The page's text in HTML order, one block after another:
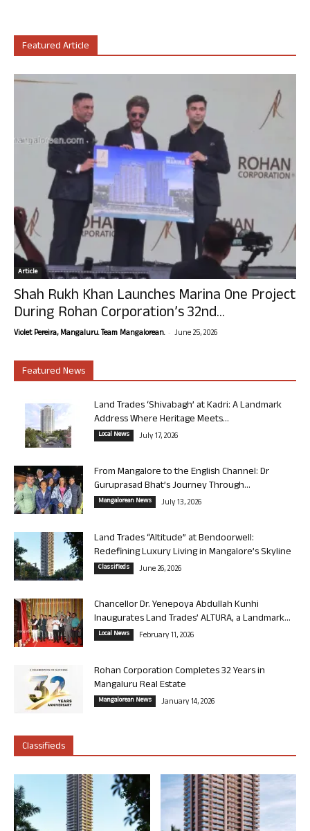
Featured Article
Article
Shah Rukh Khan Launches Marina One Project
During Rohan Corporation’s 32nd...
Violet Pereira, Mangaluru. Team Mangalorean. - June 25, 2026
Featured News
Land Trades ‘Shivabagh’ at Kadri: A Landmark
Address Where Heritage Meets...
Local News July 17, 2026
From Mangalore to the English Channel: Dr
Guruprasad Bhat’s Journey Through...
Mangalorean News July 13, 2026
Land Trades “Altitude” at Bendoorwell:
Redefining Luxury Living in Mangalore’s Skyline
Classifieds June 26, 2026
Chancellor Dr. Yenepoya Abdullah Kunhi
Inaugurates Land Trades’ ALTURA, a Landmark...
Local News February 11, 2026
Rohan Corporation Completes 32 Years in
Mangaluru Real Estate
Mangalorean News January 14, 2026
Classifieds